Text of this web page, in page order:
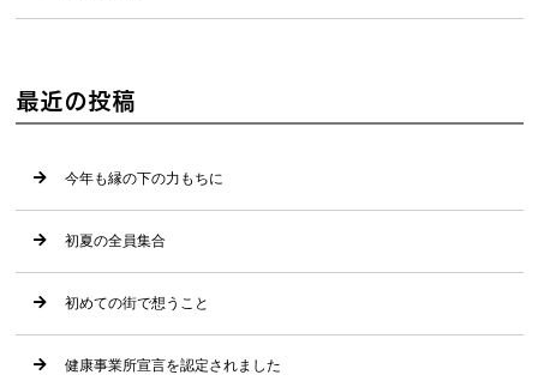
最近の投稿
今年も縁の下の力もちに
初夏の全員集合
初めての街で想うこと
健康事業所宣言を認定されました